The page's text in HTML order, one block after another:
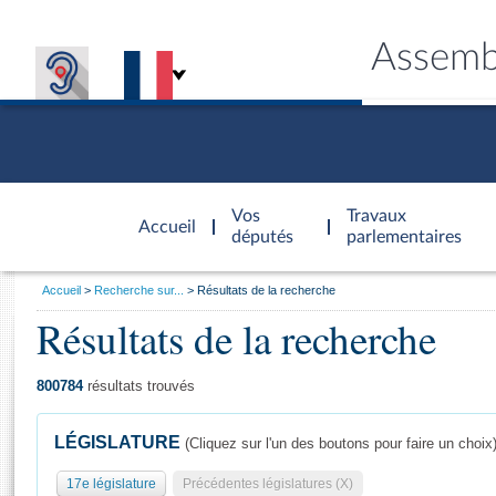
Accueil
d'accueil
Vos
députés
Travaux
parlementaires
Général
Vous
Accueil Recherche sur... Résultats de la recherche
Résultats de la recherche
800784résultats trouvés
LÉGISLATURE (Cliquez sur l'un des boutons pour faire un choix)
17e législature Précédentes législatures (X)